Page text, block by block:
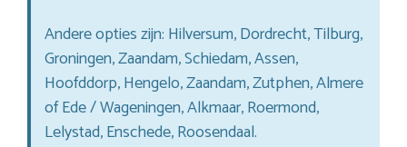
Andere opties zijn: Hilversum, Dordrecht, Tilburg,
Groningen, Zaandam, Schiedam, Assen,
Hoofddorp, Hengelo, Zaandam, Zutphen, Almere
of Ede / Wageningen, Alkmaar, Roermond,
Lelystad, Enschede, Roosendaal.